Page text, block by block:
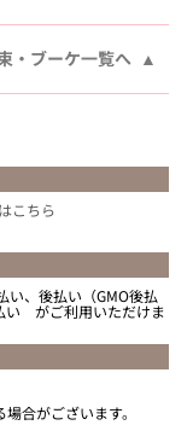
・ブーケ一覧へ
こちら
い、後払い（GMO後払
い がご利用いただけま
合がございます。